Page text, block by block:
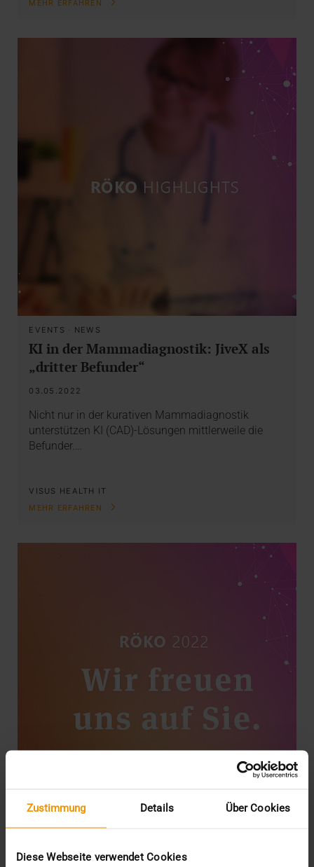
Zustimmung Details Über Cookies
Diese Webseite verwendet Cookies
MEHR ERFAHREN
EVENTS · NEWS
KI in der Mammadiagnostik: JiveX als
„dritter Befunder“
03.05.2022
Nicht nur in der kurativen Mammadiagnostik
unterstützen KI (CAD)-Lösungen mittlerweile die
Befunder.…
VISUS HEALTH IT
MEHR ERFAHREN
Treffen Sie uns auf dem Röko